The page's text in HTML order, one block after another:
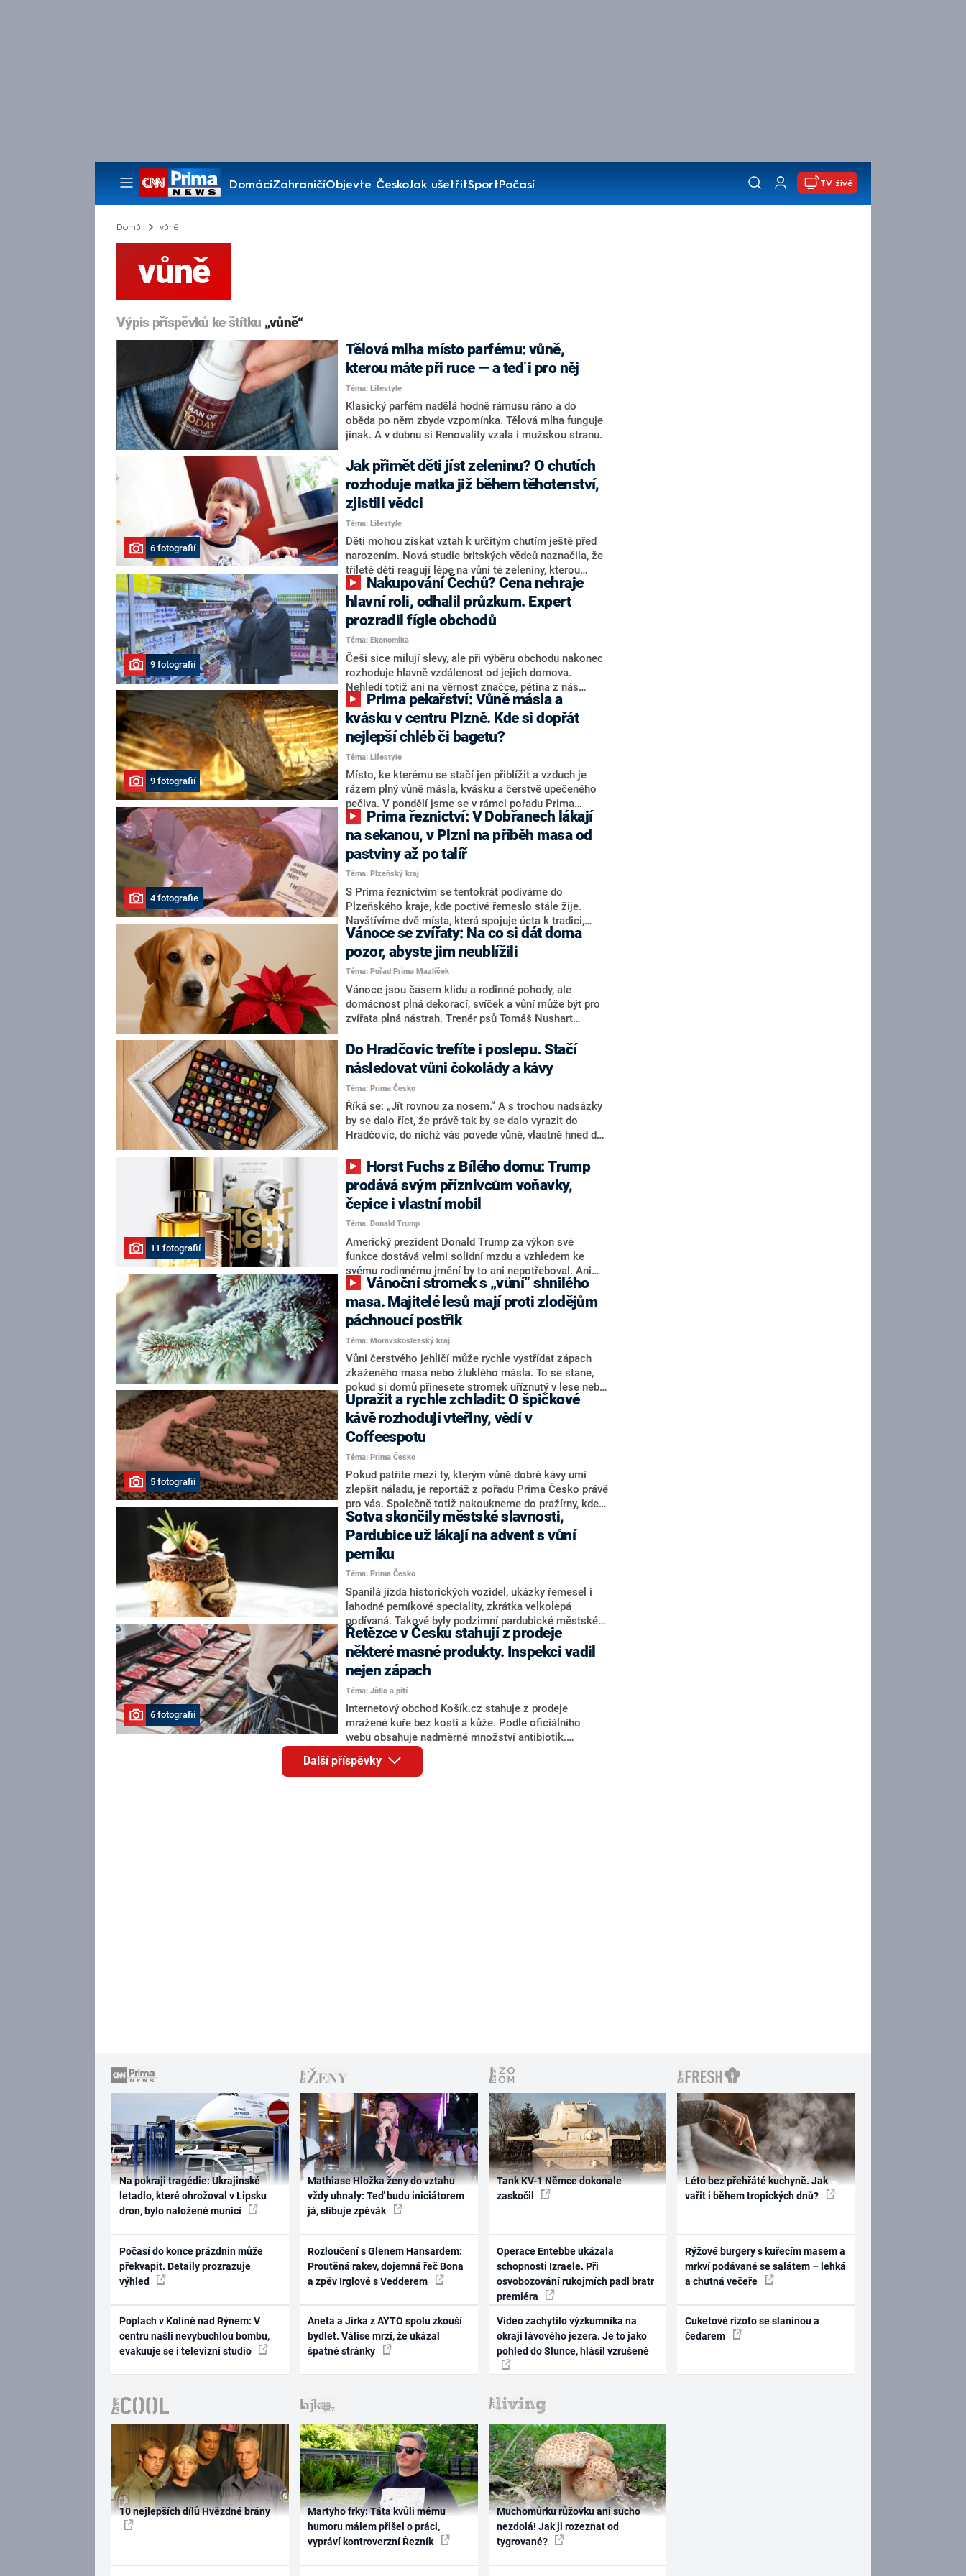
DomácíZahraničíObjevte ČeskoJak ušetřitSportPočasí
Pořady
TV živě
Domů vůně
vůně
Výpis příspěvků ke štítku „vůně“
Tělová mlha místo parfému: vůně,
kterou máte při ruce — a teď i pro něj
Téma: Lifestyle
Klasický parfém nadělá hodně rámusu ráno a do
oběda po něm zbyde vzpomínka. Tělová mlha funguje
jinak. A v dubnu si Renovality vzala i mužskou stranu.
6 fotografií
Jak přimět děti jíst zeleninu? O chutích
rozhoduje matka již během těhotenství,
zjistili vědci
Téma: Lifestyle
Děti mohou získat vztah k určitým chutím ještě před
narozením. Nová studie britských vědců naznačila, že
tříleté děti reagují lépe na vůni té zeleniny, kterou
matka jedla během těhotenství. Podle odborníků by
zjištění mohlo pomoci při budování zdravějších
stravovacích návyků.
9 fotografií
hlavní roli, odhalil průzkum. Expert
prozradil fígle obchodů
Téma: Ekonomika
Češi sice milují slevy, ale při výběru obchodu nakonec
rozhoduje hlavně vzdálenost od jejich domova.
Nehledí totiž ani na věrnost značce, pětina z nás
obchod změní už kvůli úspoře 50 korun. Ovšem
zatímco si myslíme, jak šetříme, obchody si to často
nenápadně vyberou jinde.
9 fotografií
kvásku v centru Plzně. Kde si dopřát
nejlepší chléb či bagetu?
Téma: Lifestyle
Místo, ke kterému se stačí jen přiblížit a vzduch je
rázem plný vůně másla, kvásku a čerstvě upečeného
pečiva. V pondělí jsme se v rámci pořadu Prima
pekařství vydali do centra Plzně, na místa, kde se peče
srdcem. Základem je dobré řemeslo – a hlavně se vše
dělá poctivě ručně.
4 fotografie
na sekanou, v Plzni na příběh masa od
pastviny až po talíř
Téma: Plzeňský kraj
S Prima řeznictvím se tentokrát podíváme do
Plzeňského kraje, kde poctivé řemeslo stále žije.
Navštívíme dvě místa, která spojuje úcta k tradici,
důraz na kvalitu a osobní vztah k zákazníkům. Každé
je jiné, přesto mají jedno společné – lidé se tam rádi
vracejí.
Vánoce se zvířaty: Na co si dát doma
pozor, abyste jim neublížili
Téma: Pořad Prima Mazlíček
Vánoce jsou časem klidu a rodinné pohody, ale
domácnost plná dekorací, svíček a vůní může být pro
zvířata plná nástrah. Trenér psů Tomáš Nushart
– od vařených kostí přes aromatické svíčky až po
jedovaté rostliny. V článku se dozvíte, čemu se
vyhnout, a také jak svým mazlíčkům svátečně (a
bezpečně) přilepšit domácím pamlskem.
Do Hradčovic trefíte i poslepu. Stačí
následovat vůni čokolády a kávy
Téma: Prima Česko
Říká se: „Jít rovnou za nosem.“ A s trochou nadsázky
by se dalo říct, že právě tak by se dalo vyrazit do
Hradčovic, do nichž vás povede vůně, vlastně hned dvě
každý den prosycen tou nejsladší exotikou a voňavými
dálkami.
11 fotografií
prodává svým příznivcům voňavky,
čepice i vlastní mobil
Téma: Donald Trump
Americký prezident Donald Trump za výkon své
funkce dostává velmi solidní mzdu a vzhledem ke
svému rodinnému jmění by to ani nepotřeboval. Ani
tak zjevně nemá dost a přivydělává si na poměrně
kuriózním sortimentu. Svým nejzarytějším fanouškům
totiž prodává všelijaké předměty spjaté se svým
jménem. Trumpovci si pochopitelně mohou koupit
ikonické kšiltovky, ale stejně tak model prezidentovy
vily Mar-a-Lago a voňavky, které Trump nabízí ve stylu
teleshoppingového krále Horsta Fuchse. Stejně tak
jeho rodina prodává vlastní telefony, u kterých se
chlubí, že jsou „proamerické“, ačkoliv panuje
podezření, že se vyrábějí v Číně.
masa. Majitelé lesů mají proti zlodějům
páchnoucí postřik
Téma: Moravskoslezský kraj
Vůni čerstvého jehličí může rychle vystřídat zápach
zkaženého masa nebo žluklého másla. To se stane,
pokud si domů přinesete stromek uříznutý v lese nebo
v parku. Lesníci po celém Česku totiž vytáhli do boje
proti zlodějům a všechny jehličnany stříkají speciální
chemikálií.
5 fotografií
Upražit a rychle zchladit: O špičkové
kávě rozhodují vteřiny, vědí v
Coffeespotu
Téma: Prima Česko
Pokud patříte mezi ty, kterým vůně dobré kávy umí
zlepšit náladu, je reportáž z pořadu Prima Česko právě
pro vás. Společně totiž nakoukneme do pražírny, kde
lahodný nápoj rozmanitých chutí z celého světa
vzniká. Kávu tam tvoří tým, pro který je už kávové zrno
srdeční záležitostí.
Sotva skončily městské slavnosti,
Pardubice už lákají na advent s vůní
perníku
Téma: Prima Česko
Spanilá jízda historických vozidel, ukázky řemesel i
lahodné perníkové speciality, zkrátka velkolepá
podívaná. Takové byly podzimní pardubické městské
slavnosti. Na zámku teklo víno proudem při vinařském
minifestivalu a vrátil se i tradiční ohňostroj. Nestihli
jste město navštívit? Nevadí, s kamerou pořadu Prima
Česko vás tam můžeme přenést alespoň na chvíli.
6 fotografií
Řetězce v Česku stahují z prodeje
některé masné produkty. Inspekci vadil
nejen zápach
Téma: Jídlo a pití
Internetový obchod Košík.cz stahuje z prodeje
mražené kuře bez kosti a kůže. Podle oficiálního
webu obsahuje nadměrné množství antibiotik.
Obchodní řetězec Albert odstraňuje z pultů vepřovou
krkovici bez kosti. Nevyhověla senzorické analýze
potravin na vůni, informuje společnost na svých
Další příspěvky
Na pokraji tragédie: Ukrajinské
letadlo, které ohrožoval v Lipsku
dron, bylo naložené municí
Počasí do konce prázdnin může
překvapit. Detaily prozrazuje
výhled
Poplach v Kolíně nad Rýnem: V
centru našli nevybuchlou bombu,
evakuuje se i televizní studio
Mathiase Hložka ženy do vztahu
vždy uhnaly: Teď budu iniciátorem
já, slibuje zpěvák
Rozloučení s Glenem Hansardem:
Proutěná rakev, dojemná řeč Bona
a zpěv Irglové s Vedderem
Aneta a Jirka z AYTO spolu zkouší
bydlet. Válise mrzí, že ukázal
špatné stránky
Tank KV-1 Němce dokonale
zaskočil
Operace Entebbe ukázala
schopnosti Izraele. Při
osvobozování rukojmích padl bratr
premiéra
Video zachytilo výzkumníka na
okraji lávového jezera. Je to jako
pohled do Slunce, hlásil vzrušeně
Léto bez přehřáté kuchyně. Jak
vařit i během tropických dnů?
Rýžové burgery s kuřecím masem a
mrkví podávané se salátem – lehká
a chutná večeře
Cuketové rizoto se slaninou a
čedarem
10 nejlepších dílů Hvězdné brány
Martyho frky: Táta kvůli mému
humoru málem přišel o práci,
vypráví kontroverzní Řezník
Muchomůrku růžovku ani sucho
nezdolá! Jak ji rozeznat od
tygrované?